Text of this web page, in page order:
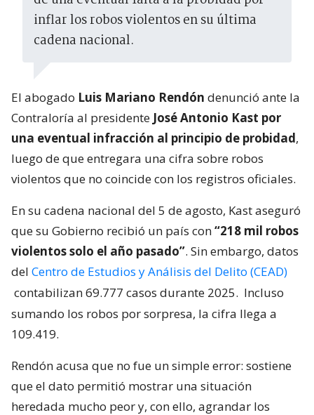
inflar los robos violentos en su última
cadena nacional.
El abogado Luis Mariano Rendón denunció ante la
Contraloría al presidente José Antonio Kast por
una eventual infracción al principio de probidad,
luego de que entregara una cifra sobre robos
violentos que no coincide con los registros oficiales.
En su cadena nacional del 5 de agosto, Kast aseguró
que su Gobierno recibió un país con“218 mil robos
violentos solo el año pasado”. Sin embargo, datos
del Centro de Estudios y Análisis del Delito (CEAD)
contabilizan 69.777 casos durante 2025. Incluso
sumando los robos por sorpresa, la cifra llega a
109.419.
Rendón acusa que no fue un simple error: sostiene
que el dato permitió mostrar una situación
heredada mucho peor y, con ello, agrandar los